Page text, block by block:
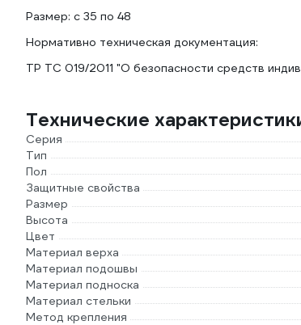
Размер: с 35 по 48
Нормативно техническая документация:
ТР ТС 019/2011 "О безопасности средств
Технические
Серия
Тип
Пол
Защитные свойства
Размер
Высота
Цвет
Материал верха
Материал подошвы
Материал подноска
Материал стельки
Метод крепления